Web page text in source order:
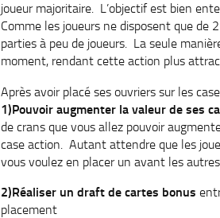
joueur majoritaire. L’objectif est bien
Comme les joueurs ne disposent que de
parties à peu de joueurs. La seule
moment, rendant cette action plus
Après avoir placé ses ouvriers sur les
1)Pouvoir augmenter la valeur de ses
de crans que vous allez pouvoir
case action. Autant attendre que les
vous voulez en placer un avant les
2)Réaliser un draft de cartes bonus
placement